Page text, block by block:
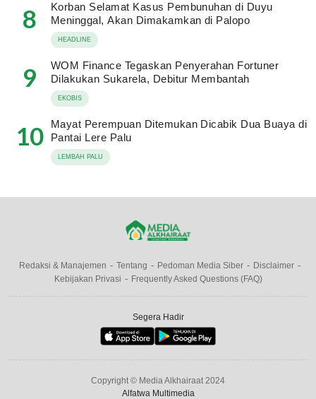
8
Korban Selamat Kasus Pembunuhan di Duyu
Meninggal, Akan Dimakamkan di Palopo
HEADLINE
9
WOM Finance Tegaskan Penyerahan Fortuner
Dilakukan Sukarela, Debitur Membantah
EKOBIS
10
Mayat Perempuan Ditemukan Dicabik Dua Buaya di
Pantai Lere Palu
LEMBAH PALU
Redaksi & Manajemen Tentang Pedoman Media Siber
Disclaimer
Kebijakan Privasi
Frequently Asked Questions (FAQ)
Segera Hadir
Copyright © Media Alkhairaat 2024
Alfatwa Multimedia